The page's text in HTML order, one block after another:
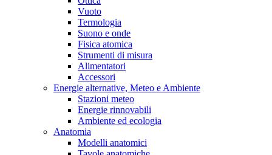
Vuoto
Termologia
Suono e onde
Fisica atomica
Strumenti di misura
Alimentatori
Accessori
Energie alternative, Meteo e Ambiente
Stazioni meteo
Energie rinnovabili
Ambiente ed ecologia
Anatomia
Modelli anatomici